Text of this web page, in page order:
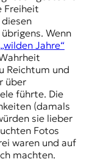
Freiheit
Wenn
„wilden Jahre“
Reichtum und
über
führte. Die
(damals
sie lieber
Fotos
waren und auf
machten.